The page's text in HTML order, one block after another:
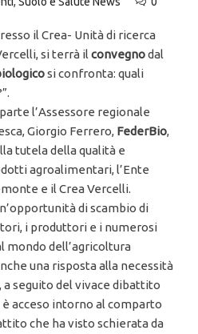
il Crea- Unità di ricerca
si terrà il convegnodal
si confronta: quali
l’Assessore regionale
Giorgio Ferrero, FederBio,
tutela della qualità e
agroalimentari, l’Ente
e il Crea Vercelli.
di scambio di
i produttori e i numerosi
dell’agricoltura
una risposta alla necessità
seguito del vivace dibattito
acceso intorno al comparto
che ha visto schierata da